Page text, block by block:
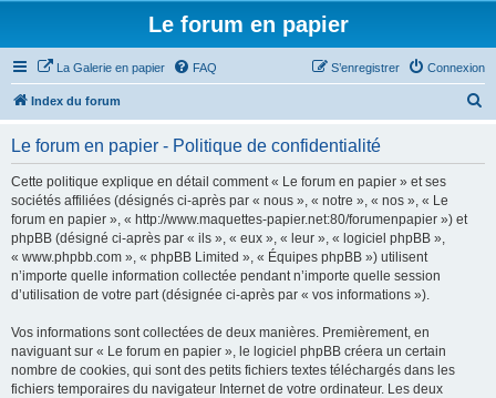
Le forum en papier
La Galerie en papier FAQ Connexion
S’enregistrer
Index du forum
Le forum en papier - Politique de confidentialité
Cette politique explique en détail comment « Le forum en papier » et ses
sociétés affiliées (désignés ci-après par « nous », « notre », « nos », « Le
forum en papier », « http://www.maquettes-papier.net:80/forumenpapier ») et
phpBB (désigné ci-après par « ils », « eux », « leur », « logiciel phpBB »,
« www.phpbb.com », « phpBB Limited », « Équipes phpBB ») utilisent
n’importe quelle information collectée pendant n’importe quelle session
d’utilisation de votre part (désignée ci-après par « vos informations »).
Vos informations sont collectées de deux manières. Premièrement, en
naviguant sur « Le forum en papier », le logiciel phpBB créera un certain
nombre de cookies, qui sont des petits fichiers textes téléchargés dans les
fichiers temporaires du navigateur Internet de votre ordinateur. Les deux